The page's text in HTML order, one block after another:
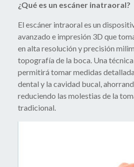
¿Qué es un escáner inatraoral?
El escáner intraoral es un
avanzado e impresión 3D que
en alta resolución y precisión
topografía de la boca. Una
permitirá tomar medidas
dental y la cavidad bucal,
reduciendo las molestias de la
tradicional.